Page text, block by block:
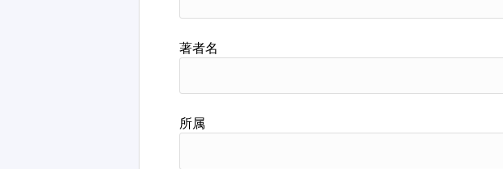
著者名
所属